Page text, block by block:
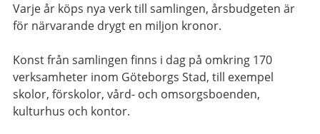
Varje år köps nya verk till samlingen, årsbudgeten är
för närvarande drygt en miljon kronor.
Konst från samlingen finns i dag på omkring 170
verksamheter inom Göteborgs Stad, till exempel
skolor, förskolor, vård- och omsorgsboenden,
kulturhus och kontor.